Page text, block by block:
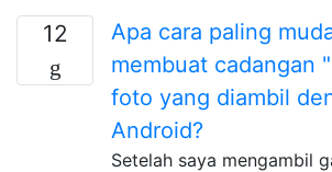
12
Apa cara paling
membuat cadangan
foto yang diambil
Android?
Setelah saya mengambil